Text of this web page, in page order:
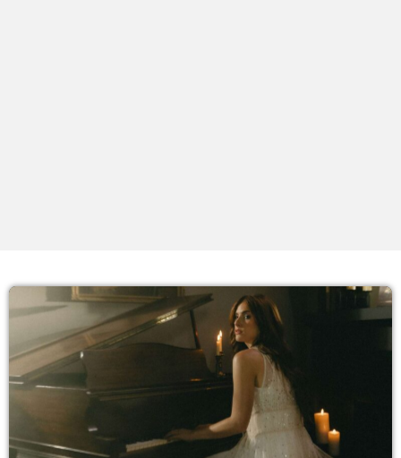
COM SUZZYE
06:00 - 09:59